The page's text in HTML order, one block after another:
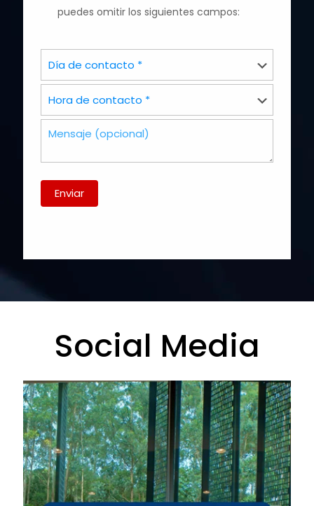
puedes omitir los siguientes campos:
Enviar
Social Media